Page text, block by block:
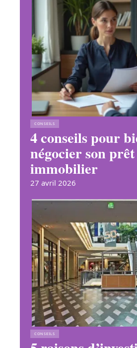
CONSEILS
4 conseils pour
négocier son prêt
immobilier
27 avril 2026
CONSEILS